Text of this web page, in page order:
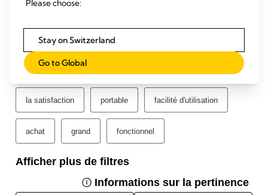
Please choose:
Stay on Switzerland
Go to Global